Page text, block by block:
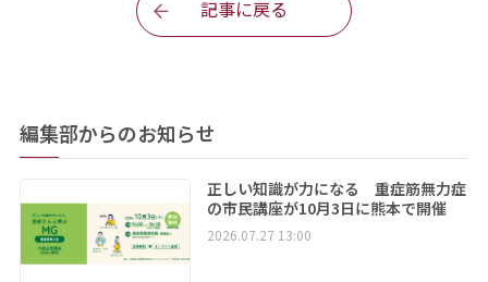
記事に戻る
編集部からのお知らせ
正しい知識が力になる 重症筋無力症
の市民講座が10月3日に熊本で開催
2026.07.27 13:00